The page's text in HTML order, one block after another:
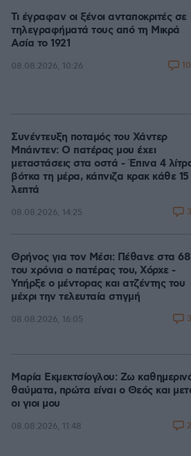
Τι έγραφαν οι ξένοι ανταποκριτές σε
τηλεγραφήματά τους από τη Μικρά
Ασία το 1921
08.08.2026, 10:26
Συνέντευξη ποταμός του Χάντερ
Μπάιντεν: Ο πατέρας μου έχει
μεταστάσεις στα οστά - Έπινα 4
βότκα τη μέρα, κάπνιζα κρακ κάθε 15
λεπτά
08.08.2026, 14:25
Θρήνος για τον Μέσι: Πέθανε στα 68
του χρόνια ο πατέρας του, Χόρχε -
Υπήρξε ο μέντορας και ατζέντης του
μέχρι την τελευταία στιγμή
08.08.2026, 16:05
Μαρία Εκμεκτσίογλου: Ζω
θαύματα, πρώτα είναι ο Θεός και
οι γιοι μου
08.08.2026, 11:48